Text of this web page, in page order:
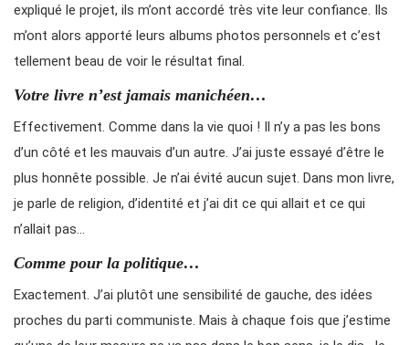
expliqué le projet, ils m’ont accordé très vite leur confiance. Ils
m’ont alors apporté leurs albums photos personnels et c’est
tellement beau de voir le résultat final.
Votre livre n’est jamais manichéen…
Effectivement. Comme dans la vie quoi ! Il n’y a pas les bons
d’un côté et les mauvais d’un autre. J’ai juste essayé d’être le
plus honnête possible. Je n’ai évité aucun sujet. Dans mon livre,
je parle de religion, d’identité et j’ai dit ce qui allait et ce qui
n’allait pas…
Comme pour la politique…
Exactement. J’ai plutôt une sensibilité de gauche, des idées
proches du parti communiste. Mais à chaque fois que j’estime